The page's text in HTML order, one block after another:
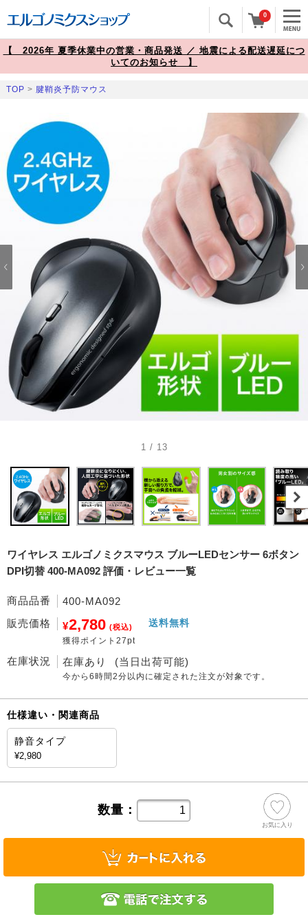
0
【 2026年 夏季休業中の営業・商品発送 ／ 地震による配送遅延につ
いてのお知らせ 】
TOP > 腱鞘炎予防マウス
1 / 13
ワイヤレス エルゴノミクスマウス ブルーLEDセンサー 6ボタン
DPI切替 400-MA092 評価・レビュー一覧
商品品番
400-MA092
販売価格
¥2,780 (税込)
獲得ポイント27pt
送料無料
在庫状況 在庫あり (当日出荷可能)
今から6時間2分 以内に確定された注文が対象です。
仕様違い・関連商品
静音タイプ
¥2,980
数量：
お気に入り